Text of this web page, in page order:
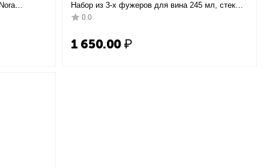
мм, H155
Набор из 3-х фужеров для вина 245 мл, стекло,
серия FIORE, Bormioli Rocco
0.0
1 650.00₽